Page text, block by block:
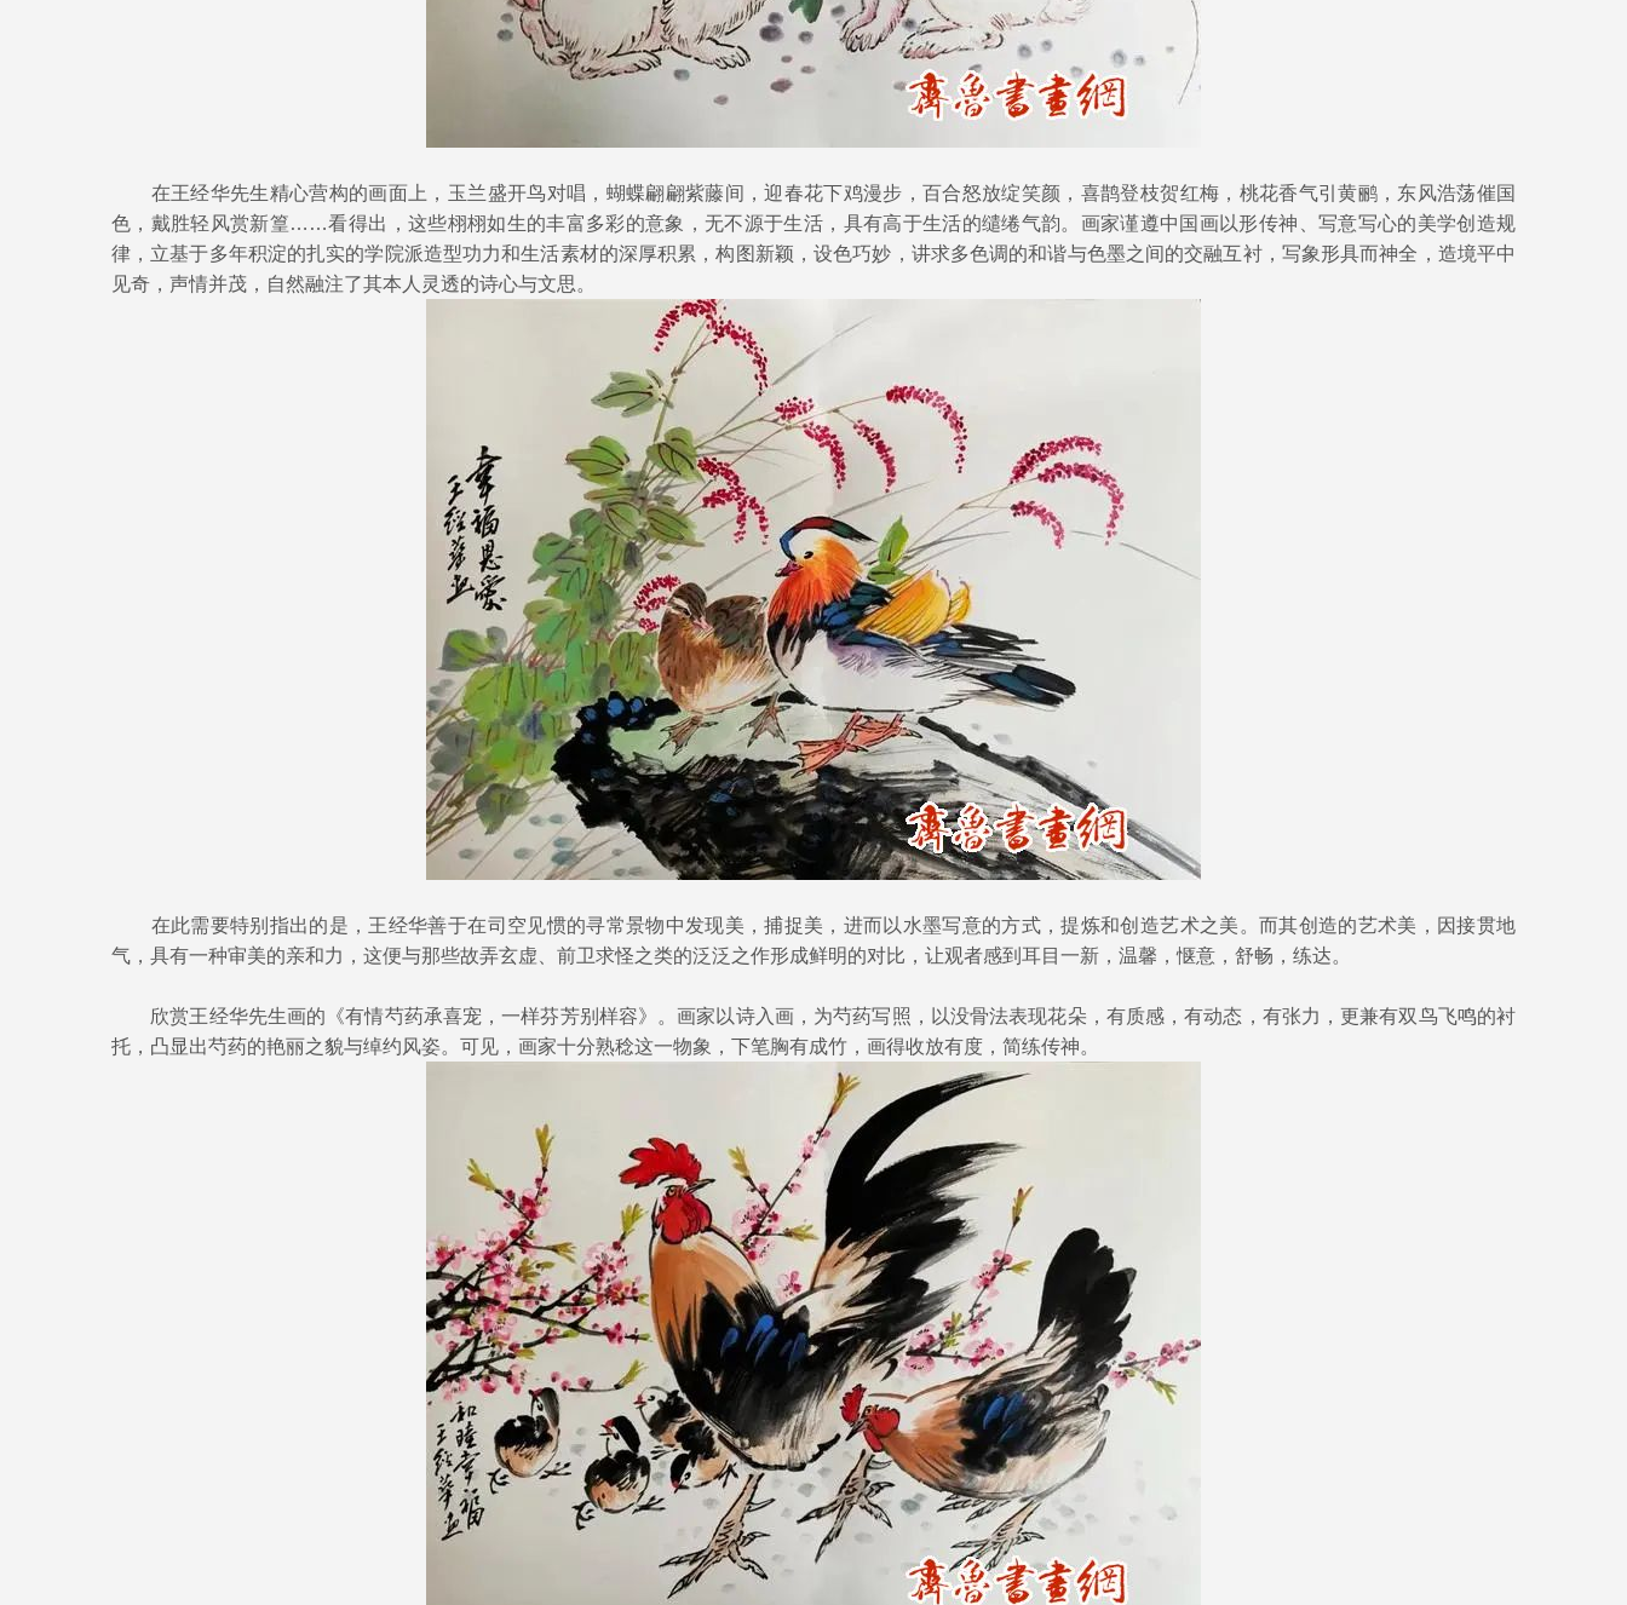
在王经华先生精心营构的画面上，玉兰盛开鸟对唱，蝴蝶翩翩紫藤间，迎春花下鸡漫步，百合怒放绽笑颜，喜鹊登枝贺红梅，桃花香气引黄鹂，东风浩荡催国
色，戴胜轻风赏新篁……看得出，这些栩栩如生的丰富多彩的意象，无不源于生活，具有高于生活的缱绻气韵。画家谨遵中国画以形传神、写意写心的美学创造规
律，立基于多年积淀的扎实的学院派造型功力和生活素材的深厚积累，构图新颖，设色巧妙，讲求多色调的和谐与色墨之间的交融互衬，写象形具而神全，造境平中
见奇，声情并茂，自然融注了其本人灵透的诗心与文思。
在此需要特别指出的是，王经华善于在司空见惯的寻常景物中发现美，捕捉美，进而以水墨写意的方式，提炼和创造艺术之美。而其创造的艺术美，因接贯地
气，具有一种审美的亲和力，这便与那些故弄玄虚、前卫求怪之类的泛泛之作形成鲜明的对比，让观者感到耳目一新，温馨，惬意，舒畅，练达。
欣赏王经华先生画的《有情芍药承喜宠，一样芬芳别样容》。画家以诗入画，为芍药写照，以没骨法表现花朵，有质感，有动态，有张力，更兼有双鸟飞鸣的衬
托，凸显出芍药的艳丽之貌与绰约风姿。可见，画家十分熟稔这一物象，下笔胸有成竹，画得收放有度，简练传神。